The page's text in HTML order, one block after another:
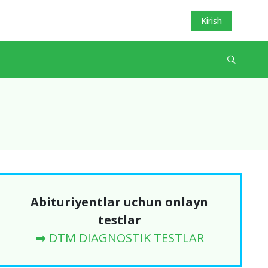
Kirish
Abituriyentlar uchun onlayn
testlar
➡️ DTM DIAGNOSTIK TESTLAR